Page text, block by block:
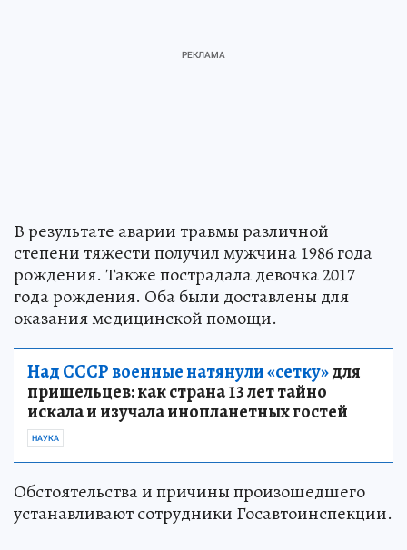
В результате аварии травмы различной
степени тяжести получил мужчина 1986 года
рождения. Также пострадала девочка 2017
года рождения. Оба были доставлены для
оказания медицинской помощи.
Над СССР военные натянули «сетку»для
пришельцев: как страна 13 лет тайно
искала и изучала инопланетных гостей
НАУКА
Обстоятельства и причины произошедшего
устанавливают сотрудники Госавтоинспекции.